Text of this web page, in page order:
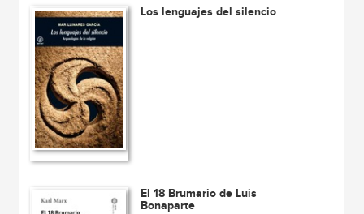
Los lenguajes del silencio
El 18 Brumario de Luis
Bonaparte